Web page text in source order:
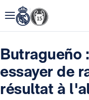
Butragueño
essayer de
résultat à